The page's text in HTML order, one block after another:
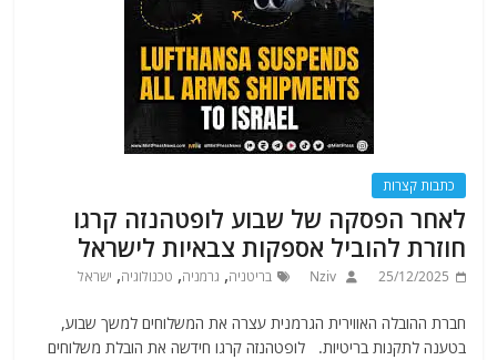
כתבות קצרות
לאחר הפסקה של שבוע לופטהנזה קרגו
חוזרת להוביל אספקות צבאיות לישראל
25/12/2025
Nziv בריטניה, גרמניה, טכנולוגיה, ישראל
חברת ההובלה האווירית הגרמנית עצרה את המשלוחים למשך שבוע,
בטענה לתקנות בריטיות. לופטהנזה קרגו חידשה את הובלת משלוחים